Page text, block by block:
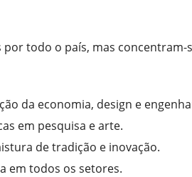
todo o país, mas
da economia, design e
em pesquisa e arte.
de tradição e inovação.
em todos os setores.